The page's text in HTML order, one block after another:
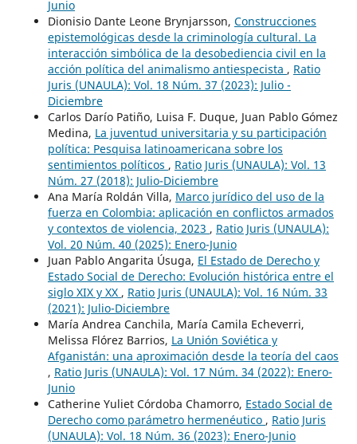
Junio
Dionisio Dante Leone Brynjarsson, Construcciones
epistemológicas desde la criminología cultural. La
interacción simbólica de la desobediencia civil en la
acción política del animalismo antiespecista , Ratio
Juris (UNAULA): Vol. 18 Núm. 37 (2023): Julio -
Diciembre
Carlos Darío Patiño, Luisa F. Duque, Juan Pablo Gómez
Medina, La juventud universitaria y su participación
política: Pesquisa latinoamericana sobre los
sentimientos políticos , Ratio Juris (UNAULA): Vol. 13
Núm. 27 (2018): Julio-Diciembre
Ana María Roldán Villa, Marco jurídico del uso de la
fuerza en Colombia: aplicación en conflictos armados
y contextos de violencia, 2023 , Ratio Juris (UNAULA):
Vol. 20 Núm. 40 (2025): Enero-Junio
Juan Pablo Angarita Úsuga, El Estado de Derecho y
Estado Social de Derecho: Evolución histórica entre el
siglo XIX y XX , Ratio Juris (UNAULA): Vol. 16 Núm. 33
(2021): Julio-Diciembre
María Andrea Canchila, María Camila Echeverri,
Melissa Flórez Barrios, La Unión Soviética y
Afganistán: una aproximación desde la teoría del caos
, Ratio Juris (UNAULA): Vol. 17 Núm. 34 (2022): Enero-
Junio
Catherine Yuliet Córdoba Chamorro, Estado Social de
Derecho como parámetro hermenéutico , Ratio Juris
(UNAULA): Vol. 18 Núm. 36 (2023): Enero-Junio